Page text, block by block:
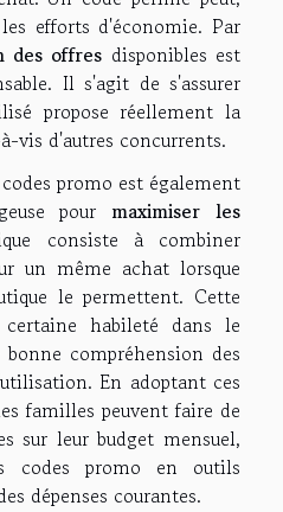
efforts d'économie. Par
des offres disponibles est
Il s'agit de s'assurer
propose réellement la
vis d'autres concurrents.
promo est également
pour maximiser les
consiste à combiner
un même achat lorsque
le permettent. Cette
habileté dans le
compréhension des
En adoptant ces
familles peuvent faire de
sur leur budget mensuel,
codes promo en outils
dépenses courantes.